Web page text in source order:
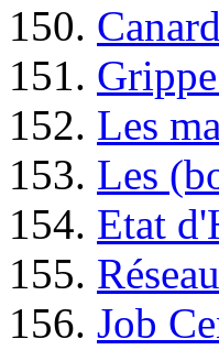
150.
151.
152. Les
153. Les
154. Etat
155.
156. Job